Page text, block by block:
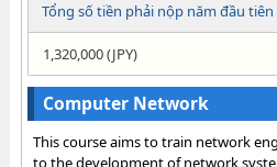
Tổng số tiền phải nộp năm đầu tiên
1,320,000 (JPY)
Computer Network
This course aims to train network
to the development of network